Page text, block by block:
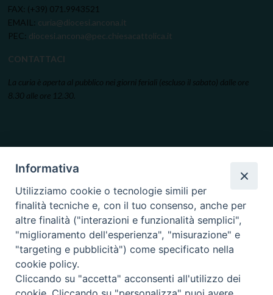
FAX: (+39) 071.9943521
EMAIL: curia@diocesi.ancona.it
PEC: diocesi.ancona@pec.chiesacattolica.it
CONTATTACI
La curia è aperta al pubblico nei giorni feriali (escluso il sabato) dalle ore
8.30 alle ore 12.30.
Informativa
Utilizziamo cookie o tecnologie simili per
finalità tecniche e, con il tuo consenso, anche per
altre finalità ("interazioni e funzionalità semplici",
"miglioramento dell'esperienza", "misurazione" e
"targeting e pubblicità") come specificato nella
cookie policy.
Cliccando su "accetta" acconsenti all'utilizzo dei